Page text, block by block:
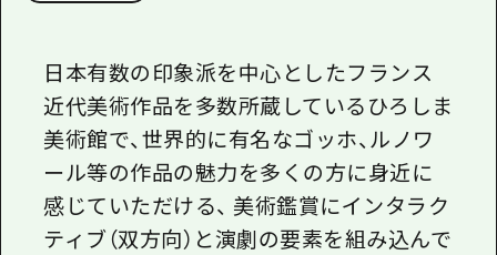
日本有数の印象派を中心としたフランス
近代美術作品を多数所蔵しているひろしま
美術館で、世界的に有名なゴッホ、ルノワ
ール等の作品の魅力を多くの方に身近に
感じていただける、 美術鑑賞にインタラク
ティブ（双方向）と演劇の要素を組み込んで